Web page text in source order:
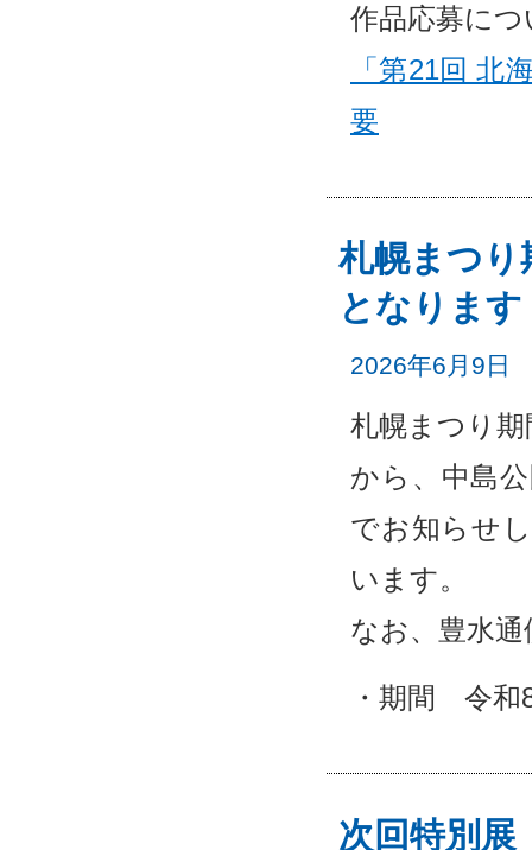
作品応募に
「第21回 北
要
札幌まつり
となります
2026年6月9日
札幌まつり
から、中島
でお知らせ
います。
なお、豊水
・期間 令和
次回特別展